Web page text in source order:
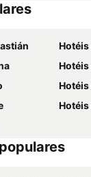
Hotel
Hotel
Alda
Hostal
Hotel
Hotéis
Hotéis